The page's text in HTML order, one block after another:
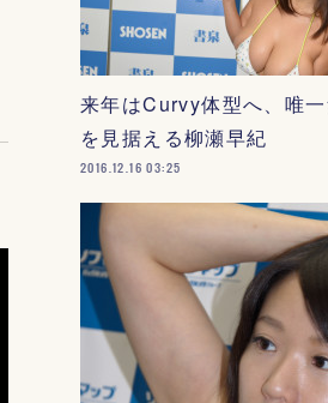
来年はCurvy体型へ、唯
を見据える柳瀬早紀
2016.12.16 03:25